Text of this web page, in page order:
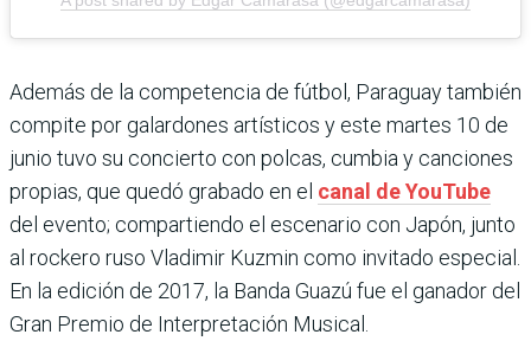
Además de la competencia de fútbol, Paraguay también
compite por galardones artísticos y este martes 10 de
junio tuvo su concierto con polcas, cumbia y canciones
propias, que quedó grabado en el canal de YouTube
del evento; compartiendo el escenario con Japón, junto
al rockero ruso Vladimir Kuzmin como invitado especial.
En la edición de 2017, la Banda Guazú fue el ganador del
Gran Premio de Interpretación Musical.